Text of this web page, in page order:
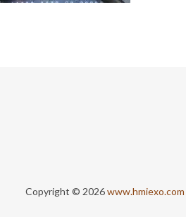
Copyright © 2026www.hmiexo.com